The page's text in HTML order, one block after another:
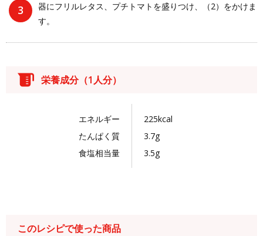
器にフリルレタス、プチトマトを盛りつけ、（2）をかけま
す。
栄養成分（1人分）
エネルギー
225kcal
たんぱく質
3.7g
食塩相当量
3.5g
このレシピで使った商品